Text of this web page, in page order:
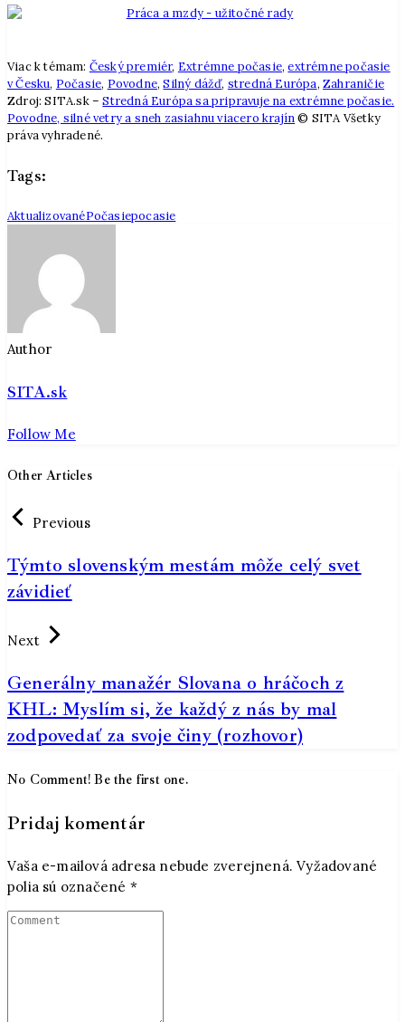
Viac k témam: Český premiér, Extrémne počasie,extrémne počasie
v Česku, Počasie, Povodne,Silný dážď, stredná Európa,Zahraničie
Zdroj: SITA.sk –Stredná Európa sa pripravuje na extrémne počasie.
Povodne, silné vetry a sneh zasiahnu viacero krajín© SITA Všetky
práva vyhradené.
Tags:
AktualizovanéPočasiepocasie
Author
SITA.sk
Follow Me
Other Articles
Previous
Týmto slovenským mestám môže celý svet
závidieť
Next
Generálny manažér Slovana o hráčoch z
KHL: Myslím si, že každý z nás by mal
zodpovedať za svoje činy (rozhovor)
No Comment! Be the first one.
Pridaj komentár
Vaša e-mailová adresa nebude zverejnená. Vyžadované
polia sú označené *